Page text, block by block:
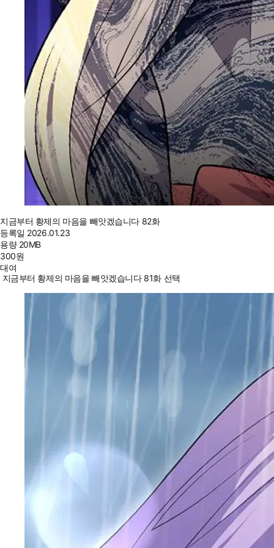
지금부터 황제의 마음을 빼앗겠습니다 82화
등록일 2026.01.23
용량 20MB
300원
대여
지금부터 황제의 마음을 빼앗겠습니다 81화 선택